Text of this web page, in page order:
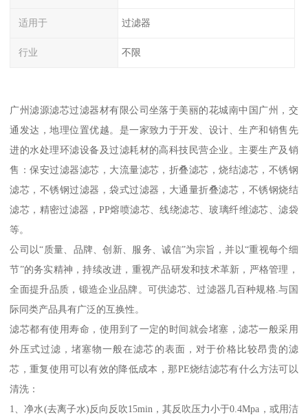
适用于 过滤器
行业 不限
广州滤源滤芯过滤器材有限公司坐落于美丽的花城南中国广州，交
通发达，地理位置优越。是一家致力于开发、设计、生产和销售先
进的水处理环滤设备及过滤耗材的高科技民营企业。主要生产及销
售：保安过滤器滤芯，大流量滤芯，折叠滤芯，烧结滤芯，不锈钢
滤芯，不锈钢过滤器，袋式过滤器，大通量折叠滤芯，不锈钢烧结
滤芯，精密过滤器，PP熔喷滤芯、线绕滤芯、玻璃纤维滤芯、滤袋
等。
公司以“质量、品牌、创新、服务、诚信”为宗旨，并以“重视每个细
节”的务实精神，持续改进，重视产品研发和技术革新，严格管理，
全面提升品质，锻造企业品牌。可供滤芯、过滤器几百种规格.与国
际同类产品具有广泛的互换性。
滤芯都有使用寿命，使用到了一定的时间就会堵塞，滤芯一般采用
外压式过滤，堵塞物一般在滤芯的表面，对于价格比较昂贵的滤
芯，重复使用可以有效的降低成本，那PE烧结滤芯有什么方法可以
清洗：
1、净水(去离子水)反向反吹15min，其反吹压力小于0.4Mpa，或用洁